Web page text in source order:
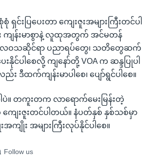
ရှင်းပြပေးတာ ကျေးဇူးအများကြီးတင်ပါ
ျန်းမာစွာနဲ့ လူထုအတွက် အင်မတန်
လေဝသဆိုင်ရာ ပညာရပ်တွေ၊ သတိတွေဆက်
ေးနိုင်ပါစေလို့ ကျနော်တို့ VOA က ဆန္ဒပြုပါ
ဒီထက်ကျန်းမာပါစေ၊ ပျော်ရွင်ပါစေ။
ါပဲ။ တကူးတက လာရောက်မေးမြန်းတဲ့
ေးဇူးတင်ပါတယ်။ နံပတ်နှစ် နှစ်သစ်မှာ
ကျိုး အများကြီးလုပ်နိုင်ပါစေ။
Follow us